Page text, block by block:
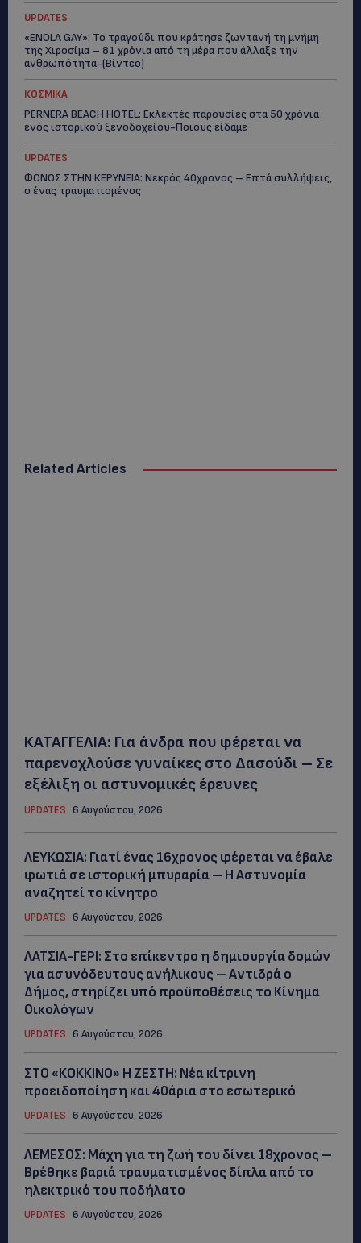
UPDATES
«ENOLA GAY»: Το τραγούδι που κράτησε ζωντανή τη μνήμη
της Χιροσίμα – 81 χρόνια από τη μέρα που άλλαξε την
ανθρωπότητα-(Bίντεο)
ΚΟΣΜΙΚΑ
PERNERA BEACH HOTEL: Εκλεκτές παρουσίες στα 50 χρόνια
ενός ιστορικού ξενοδοχείου-Ποιους είδαμε
UPDATES
ΦΟΝΟΣ ΣΤΗΝ ΚΕΡΥΝΕΙΑ: Νεκρός 40χρονος – Επτά συλλήψεις,
ο ένας τραυματισμένος
Related Articles
ΚΑΤΑΓΓΕΛΙΑ: Για άνδρα που φέρεται να
παρενοχλούσε γυναίκες στο Δασούδι – Σε
εξέλιξη οι αστυνομικές έρευνες
UPDATES 6 Αυγούστου, 2026
ΛΕΥΚΩΣΙΑ: Γιατί ένας 16χρονος φέρεται να έβαλε
φωτιά σε ιστορική μπυραρία – Η Αστυνομία
αναζητεί το κίνητρο
UPDATES 6 Αυγούστου, 2026
ΛΑΤΣΙΑ-ΓΕΡΙ: Στο επίκεντρο η δημιουργία δομών
για ασυνόδευτους ανήλικους – Αντιδρά ο
Δήμος, στηρίζει υπό προϋποθέσεις το Κίνημα
Οικολόγων
UPDATES 6 Αυγούστου, 2026
ΣΤΟ «ΚΟΚΚΙΝΟ» Η ΖΕΣΤΗ: Νέα κίτρινη
προειδοποίηση και 40άρια στο εσωτερικό
UPDATES 6 Αυγούστου, 2026
ΛΕΜΕΣΟΣ: Μάχη για τη ζωή του δίνει 18χρονος –
Βρέθηκε βαριά τραυματισμένος δίπλα από το
ηλεκτρικό του ποδήλατο
UPDATES 6 Αυγούστου, 2026